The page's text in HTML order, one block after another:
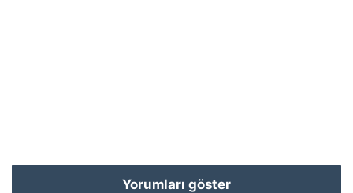
Yorumları göster